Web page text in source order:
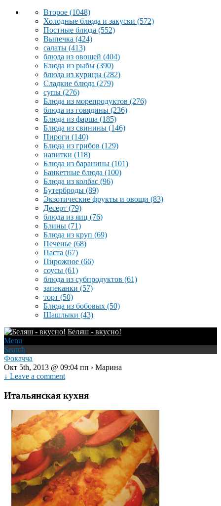
Второе (1048)
Холодные блюда и закуски (572)
Постные блюда (552)
Выпечка (424)
салаты (413)
блюда из овощей (404)
Блюда из рыбы (390)
блюда из курицы (282)
Сладкие блюда (279)
супы (276)
Блюда из морепродуктов (276)
блюда из говядины (236)
Блюда из фарша (185)
Блюда из свинины (146)
Пироги (140)
Блюда из грибов (129)
напитки (118)
Блюда из баранины (101)
Банкетные блюда (100)
Блюда из колбас (96)
Бутерброды (89)
Экзотические фрукты и овощи (83)
Десерт (79)
блюда из яиц (76)
Блины (71)
Блюда из круп (69)
Печенье (68)
Паста (67)
Пирожное (66)
соусы (61)
блюда из субпродуктов (61)
запеканки (57)
торт (50)
Блюда из бобовых (50)
Шашлыки (43)
Беляш - вкусно!
Menu
Search
Фокачча
Окт 5th, 2013 @ 09:04 пп › Марина
↓ Leave a comment
Итальянская кухня